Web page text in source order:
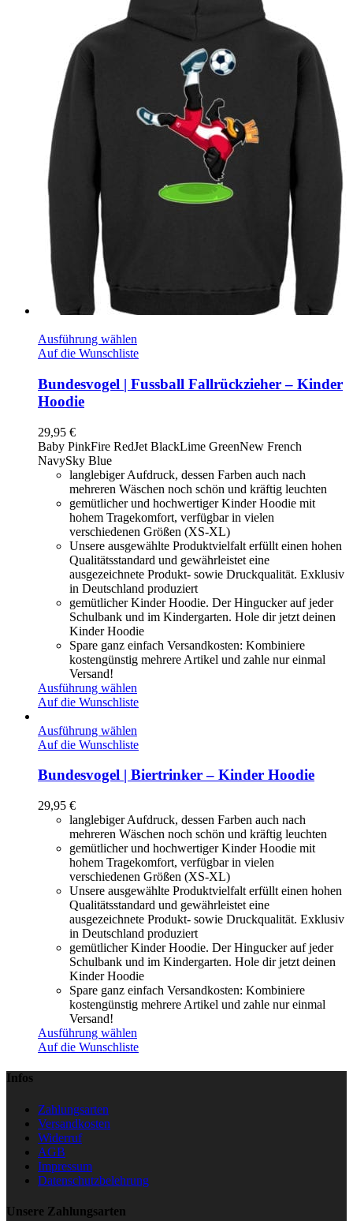
Ausführung wählen
Auf die Wunschliste
Bundesvogel | Fussball Fallrückzieher – Kinder
Hoodie
29,95 €
Baby PinkFire RedJet BlackLime GreenNew French
NavySky Blue
langlebiger Aufdruck, dessen Farben auch nach
mehreren Wäschen noch schön und kräftig leuchten
gemütlicher und hochwertiger Kinder Hoodie mit
hohem Tragekomfort, verfügbar in vielen
verschiedenen Größen (XS-XL)
Unsere ausgewählte Produktvielfalt erfüllt einen hohen
Qualitätsstandard und gewährleistet eine
ausgezeichnete Produkt- sowie Druckqualität. Exklusiv
in Deutschland produziert
gemütlicher Kinder Hoodie. Der Hingucker auf jeder
Schulbank und im Kindergarten. Hole dir jetzt deinen
Kinder Hoodie
Spare ganz einfach Versandkosten: Kombiniere
kostengünstig mehrere Artikel und zahle nur einmal
Versand!
Ausführung wählen
Auf die Wunschliste
Ausführung wählen
Auf die Wunschliste
Bundesvogel | Biertrinker – Kinder Hoodie
29,95 €
langlebiger Aufdruck, dessen Farben auch nach
mehreren Wäschen noch schön und kräftig leuchten
gemütlicher und hochwertiger Kinder Hoodie mit
hohem Tragekomfort, verfügbar in vielen
verschiedenen Größen (XS-XL)
Unsere ausgewählte Produktvielfalt erfüllt einen hohen
Qualitätsstandard und gewährleistet eine
ausgezeichnete Produkt- sowie Druckqualität. Exklusiv
in Deutschland produziert
gemütlicher Kinder Hoodie. Der Hingucker auf jeder
Schulbank und im Kindergarten. Hole dir jetzt deinen
Kinder Hoodie
Spare ganz einfach Versandkosten: Kombiniere
kostengünstig mehrere Artikel und zahle nur einmal
Versand!
Ausführung wählen
Auf die Wunschliste
Infos
Zahlungsarten
Versandkosten
Widerruf
AGB
Impressum
Datenschutzbelehrung
Unsere Zahlungsarten